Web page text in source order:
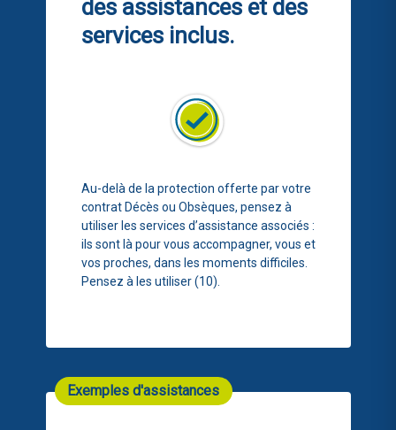
des assistances et des
services inclus.
Au-delà de la protection offerte par votre
contrat Décès ou Obsèques, pensez à
utiliser les services d’assistance associés :
ils sont là pour vous accompagner, vous et
vos proches, dans les moments difficiles.
Pensez à les utiliser (10).
Exemples d'assistances